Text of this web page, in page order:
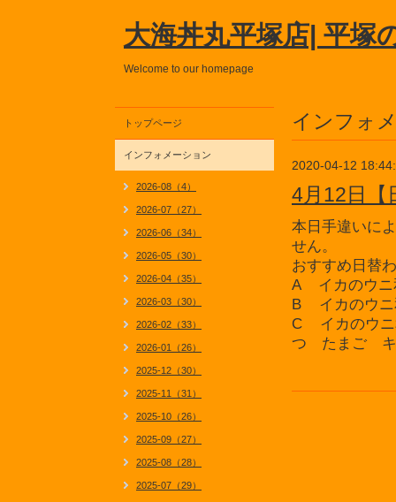
大海丼丸平塚店| 平塚
Welcome to our homepage
インフォ
2020-04-12
4月12日【
本日手違いに
せん。
おすすめ日替
A イカのウ
B イカのウ
C イカのウニ
つ たまご キ
トップページ
インフォメーション
2026-08（4）
2026-07（27）
2026-06（34）
2026-05（30）
2026-04（35）
2026-03（30）
2026-02（33）
2026-01（26）
2025-12（30）
2025-11（31）
2025-10（26）
2025-09（27）
2025-08（28）
2025-07（29）